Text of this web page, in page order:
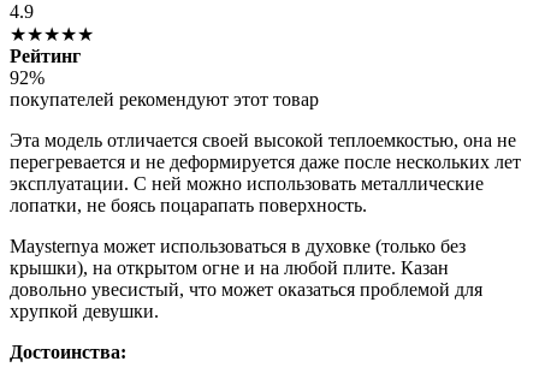
4.9
★★★★★
Рейтинг
92%
покупателей рекомендуют этот товар
Эта модель отличается своей высокой теплоемкостью, она не
перегревается и не деформируется даже после нескольких лет
эксплуатации. С ней можно использовать металлические
лопатки, не боясь поцарапать поверхность.
Maysternya может использоваться в духовке (только без
крышки), на открытом огне и на любой плите. Казан
довольно увесистый, что может оказаться проблемой для
хрупкой девушки.
Достоинства: